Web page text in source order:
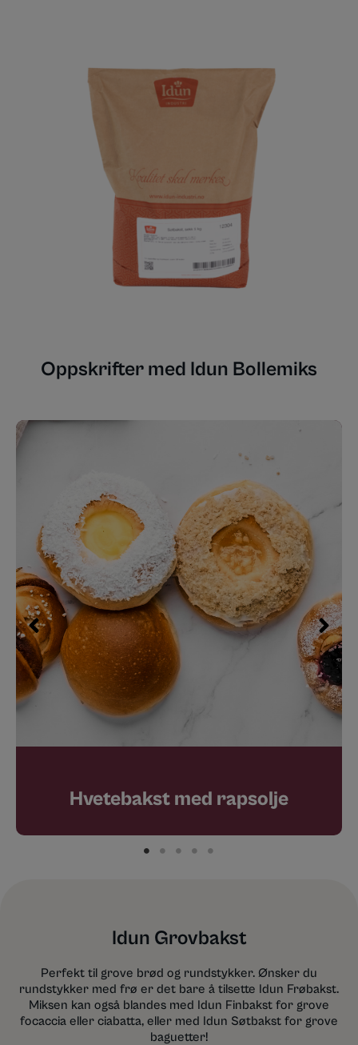
Oppskrifter med Idun Bollemiks
Hvetebakst med rapsolje
Idun Grovbakst
Perfekt til grove brød og rundstykker. Ønsker du
rundstykker med frø er det bare å tilsette Idun Frøbakst.
Miksen kan også blandes med Idun Finbakst for grove
focaccia eller ciabatta, eller med Idun Søtbakst for grove
baguetter!